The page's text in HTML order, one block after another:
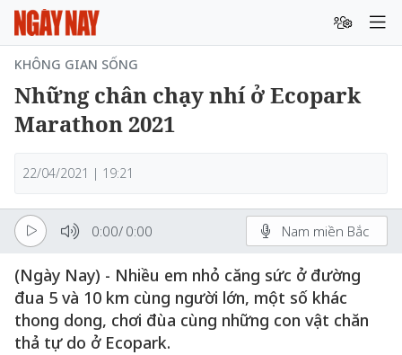
KHÔNG GIAN SỐNG
Những chân chạy nhí ở Ecopark
Marathon 2021
22/04/2021 | 19:21
0:00/ 0:00 Nam miền Bắc
(Ngày Nay) - Nhiều em nhỏ căng sức ở đường
đua 5 và 10 km cùng người lớn, một số khác
thong dong, chơi đùa cùng những con vật chăn
thả tự do ở Ecopark.